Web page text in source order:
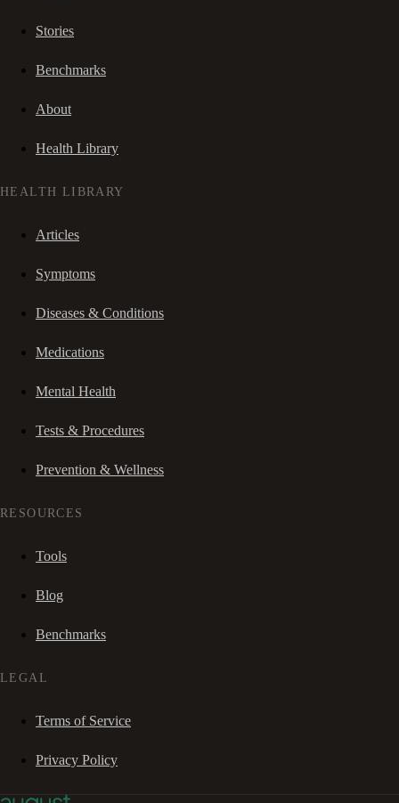
Stories
Benchmarks
About
Health Library
HEALTH LIBRARY
Articles
Symptoms
Diseases & Conditions
Medications
Mental Health
Tests & Procedures
Prevention & Wellness
RESOURCES
Tools
Blog
Benchmarks
LEGAL
Terms of Service
Privacy Policy